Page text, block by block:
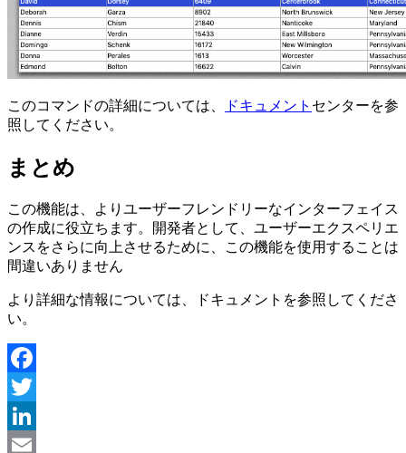
このコマンドの詳細については、 ドキュメント センターを参
照してください。
まとめ
この機能は、よりユーザーフレンドリーなインターフェイス
の作成に役立ちます。開発者として、ユーザーエクスペリエ
ンスをさらに向上させるために、この機能を使用することは
間違いありません
より詳細な情報については、ドキュメントを参照してくださ
い。
Facebook
Twitter
LinkedIn